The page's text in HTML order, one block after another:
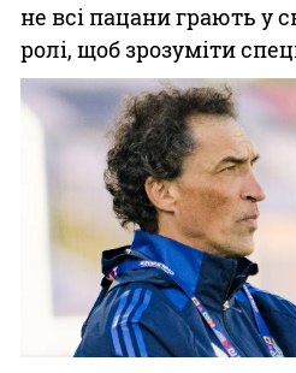
не всі пацани грають у
ролі, щоб зрозуміти